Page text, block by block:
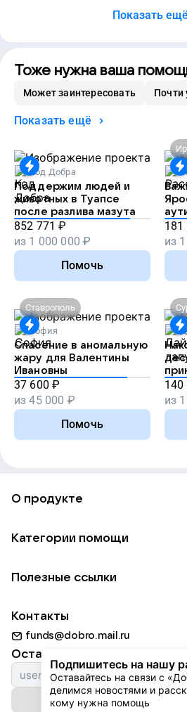
Показать ещё
Тоже нужна ваша
Может заинтересовать Почти
Показать ещё
Код Добра
Поддержим людей и
животных в Туапсе
после разлива мазута
852 771 ₽
из 1 000 000 ₽
Помочь
181
из
Ставрополь
София
Спасение в аномальную
жару для Валентины
Ивановны
37 600 ₽
из45 000 ₽
Помочь
140
из
Подпишитесь на нашу
Оставайтесь на связи с
делимся новостями и
кому нужна помощь
О продукте
Использование материалов
Для НКО
Партнерам
Категории помощи
Пожилым
Животным
Природе
Культуре
Фондам
Полезные ссылки
Добрый день
Истории
Автоплатежи
Контакты
funds@dobro.mail.ru
Оставайтесь с нами
Подписаться на